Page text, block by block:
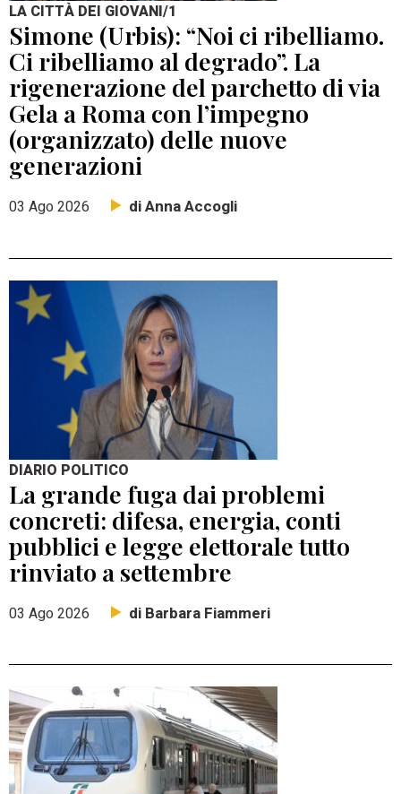
LA CITTÀ DEI GIOVANI/1
Simone (Urbis): “Noi ci ribelliamo.
Ci ribelliamo al degrado”. La
rigenerazione del parchetto di via
Gela a Roma con l’impegno
(organizzato) delle nuove
generazioni
03 Ago 2026 di Anna Accogli
DIARIO POLITICO
La grande fuga dai problemi
concreti: difesa, energia, conti
pubblici e legge elettorale tutto
rinviato a settembre
03 Ago 2026 di Barbara Fiammeri